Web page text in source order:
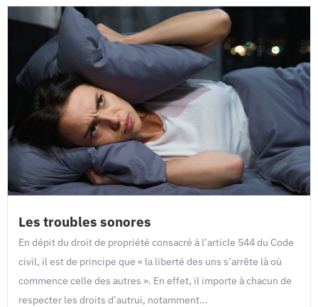
Les troubles sonores
En dépit du droit de propriété consacré à l’article 544 du Code
civil, il est de principe que « la liberté des uns s’arrête là où
commence celle des autres ». En effet, il importe à chacun de
respecter les droits d’autrui, notamment...